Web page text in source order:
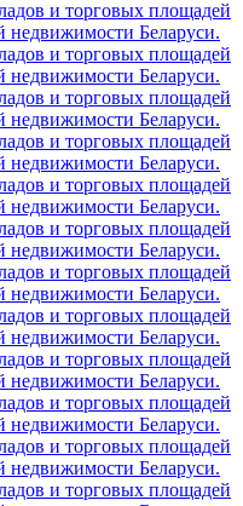
и торговых площадей
недвижимости Беларуси.
и торговых площадей
недвижимости Беларуси.
и торговых площадей
недвижимости Беларуси.
и торговых площадей
недвижимости Беларуси.
и торговых площадей
недвижимости Беларуси.
и торговых площадей
недвижимости Беларуси.
и торговых площадей
недвижимости Беларуси.
и торговых площадей
недвижимости Беларуси.
и торговых площадей
недвижимости Беларуси.
и торговых площадей
недвижимости Беларуси.
и торговых площадей
недвижимости Беларуси.
и торговых площадей